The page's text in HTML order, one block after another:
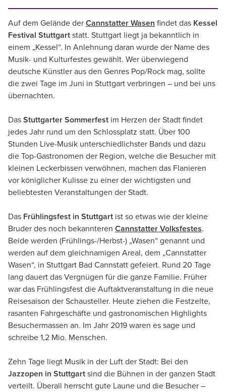
Auf dem Gelände der Cannstatter Wasen findet das Kessel
Festival Stuttgart statt. Stuttgart liegt ja bekanntlich in
einem „Kessel“. In Anlehnung daran wurde der Name des
Musik- und Kulturfestes gewählt. Wer überwiegend
deutsche Künstler aus den Genres Pop/Rock mag, sollte
die zwei Tage im Juni in Stuttgart verbringen – und bei uns
übernachten.
Das Stuttgarter Sommerfest im Herzen der Stadt findet
jedes Jahr rund um den Schlossplatz statt. Über 100
Stunden Live-Musik unterschiedlichster Bands und dazu
die Top-Gastronomen der Region, welche die Besucher mit
kleinen Leckerbissen verwöhnen, machen das Flanieren
vor königlicher Kulisse zu einer der wichtigsten und
beliebtesten Veranstaltungen der Stadt.
Das Frühlingsfest in Stuttgart ist so etwas wie der kleine
Bruder des noch bekannteren Cannstatter Volksfestes.
Beide werden (Frühlings-/Herbst-) „Wasen“ genannt und
werden auf dem gleichnamigen Areal, dem „Cannstatter
Wasen“, in Stuttgart Bad Cannstatt gefeiert. Rund 20 Tage
lang dauert das Vergnügen für die ganze Familie. Früher
war das Frühlingsfest die Auftaktveranstaltung in die neue
Reisesaison der Schausteller. Heute ziehen die Festzelte,
rasanten Fahrgeschäfte und gastronomischen Highlights
Besuchermassen an. Im Jahr 2019 waren es sage und
schreibe 1,2 Mio. Menschen.
Zehn Tage liegt Musik in der Luft der Stadt: Bei den
Jazzopen in Stuttgart sind die Bühnen in der ganzen Stadt
verteilt. Überall herrscht gute Laune und die Besucher –